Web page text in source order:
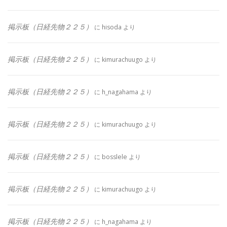
掲示板（日経先物２２５） に hisoda より
掲示板（日経先物２２５） に kimurachuugo より
掲示板（日経先物２２５） に h_nagahama より
掲示板（日経先物２２５） に kimurachuugo より
掲示板（日経先物２２５） に bosslele より
掲示板（日経先物２２５） に kimurachuugo より
掲示板（日経先物２２５） に h_nagahama より